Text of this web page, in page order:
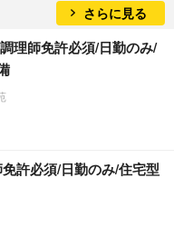
さらに見る
理師免許必須/日勤のみ/
許必須/日勤のみ/住宅型